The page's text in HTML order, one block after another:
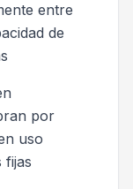
entre
de
por
uso
fijas